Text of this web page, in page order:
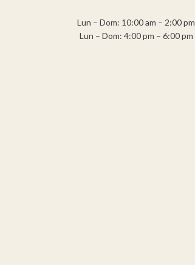
Lun – Dom: 10:00 am – 2:00 pm
Lun – Dom: 4:00 pm – 6:00 pm